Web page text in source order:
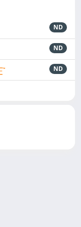
ND
ND
ND